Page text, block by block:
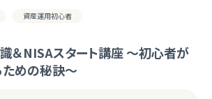
資産運用初心者
＆NISAスタート講座 ～初心者が
めの秘訣～